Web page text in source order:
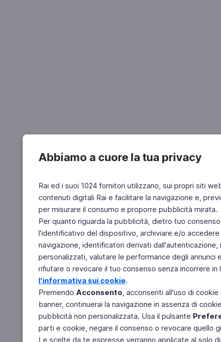
Abbiamo a cuore la tua privacy
Rai ed i suoi 1024 fornitori utilizzano, sui propri siti
contenuti digitali Rai e facilitare la navigazione e,
per misurare il consumo e proporre pubblicità mirata.
Per quanto riguarda la pubblicità, dietro tuo
l'identificativo del dispositivo, archiviare e/o
navigazione, identificatori derivati
personalizzati, valutare le performance degli
rifiutare o revocare il tuo consenso senza incorrere
l'informativa sui cookie.
Premendo Acconsento, acconsenti all'uso di
banner, continuerai la navigazione in assenza di
pubblicità non personalizzata. Usa il pulsante
parti e cookie, negare il consenso o revocare quello
Le scelte da te espresse verranno applicate al solo